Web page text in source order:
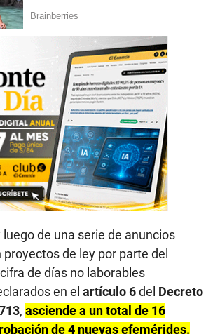
de una serie de anuncios
de ley por parte del
de días no laborables
en el artículo 6del Decreto
, asciende a un total de 16
de 4 nuevas efemérides.